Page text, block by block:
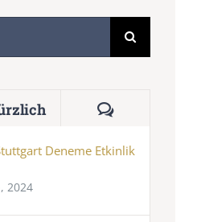
Kommentare
Deneme Etkinlik
2024